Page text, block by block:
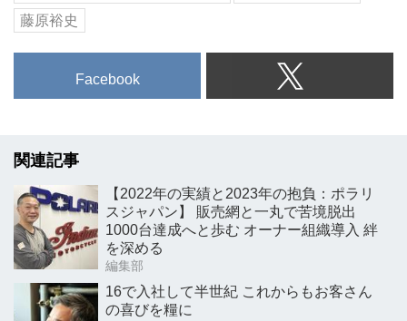
藤原裕史
Facebook
関連記事
【2022年の実績と2023年の抱負：ポラリ
スジャパン】 販売網と一丸で苦境脱出
1000台達成へと歩む オーナー組織導入 絆
を深める
編集部
16で入社して半世紀 これからもお客さん
の喜びを糧に